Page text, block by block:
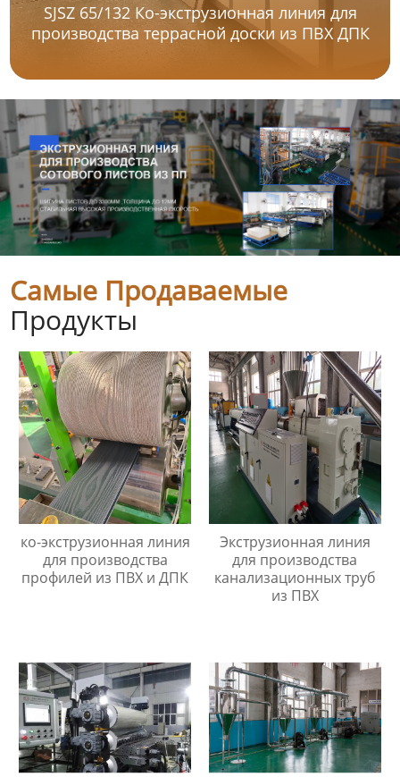
SJSZ 65/132 Ко-экструзионная линия для
производства террасной доски из ПВХ ДПК
Самые Продаваемые
Продукты
ко-экструзионная линия
для производства
профилей из ПВХ и ДПК
Экструзионная линия
для производства
канализационных труб
из ПВХ